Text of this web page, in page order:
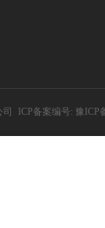
ICP备案编号: 豫ICP